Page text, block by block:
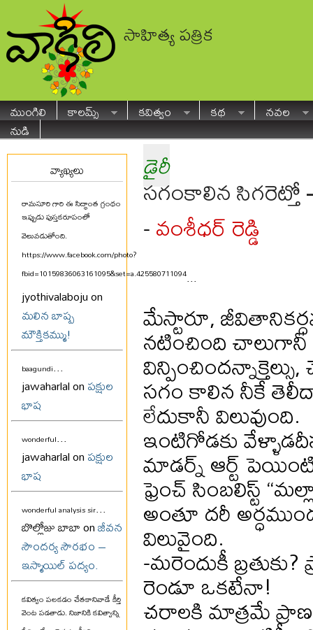
సాహిత్య పత్రిక
ముంగిలి కాలమ్స్ కవిత్వం కథ
నవల
నుడి
వ్యాఖ్యలు
రామసూరి గారి ఈ సిద్ధాంత గ్రంథం
ఇప్పుడు పుస్తకరూపంలో
వెలువడుతోంది.
https://www.facebook.com/photo?
fbid=10159836063161095&set=a.425580711094...
jyothivalaboju on
మలిన బాష్ప
మౌక్తికమ్ము!
baagundi...
jawaharlal onపక్షుల
భాష
wonderful...
jawaharlal onపక్షుల
భాష
wonderful analysis sir...
బొల్లోజు బాబా onజీవన
సౌందర్య సౌరభం –
ఇస్మాయిల్ పద్యం.
కవిత్వం పలకడం చేతకానివాడే కీర్తి
వెంట పడతాడు. నిజానికి కవిత్వాన్ని
డైరీ
సగంకాలిన
-వంశీధర్ రెడ్డి
మేస్టారూ,
నటించింది చాలుగానీ
విన్పించిందన్నాక్తెల్సు,
సగం కాలిన నీకే
లేదుకానీ విలువుంది.
ఇంటిగోడకు
మాడర్న్ ఆర్ట్
ఫ్రెంచ్ సింబలిస్ట్
అంతూ దరీ
విలువైంది.
-మరెందుకీ బ్రతుకు?
రెండూ ఒకటేనా!
చరాలకి మాత్రమే